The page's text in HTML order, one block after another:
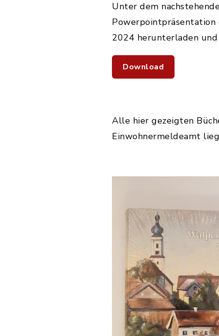
Unter dem
2024 herunterladen und
Download
Alle hier gezeigten
Einwohnermeldeamt